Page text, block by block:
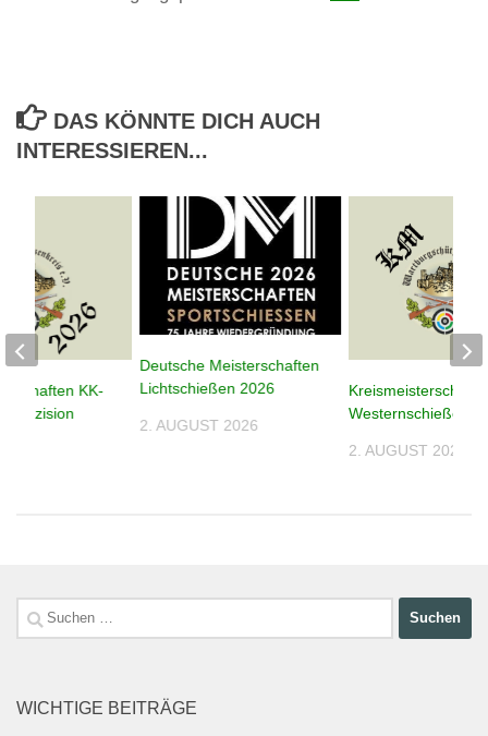
DAS KÖNNTE DICH AUCH
INTERESSIEREN...
Deutsche Meisterschaften
Lichtschießen 2026
2. AUGUST 2026
Westernschießen
2. AUGUST 2026
KK-
Präzision
Suchen
nach:
WICHTIGE BEITRÄGE